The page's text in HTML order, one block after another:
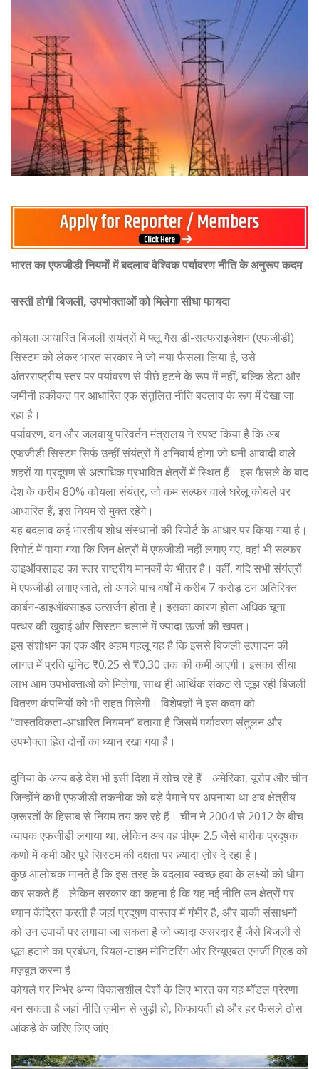
भारत का एफजीडी नियमों में बदलाव वैश्विक पर्यावरण नीति के अनुरूप कदम
सस्ती होगी बिजली, उपभोक्ताओं को मिलेगा सीधा फायदा
कोयला आधारित बिजली संयंत्रों में फ्लू गैस डी-सल्फराइजेशन (एफजीडी)
सिस्टम को लेकर भारत सरकार ने जो नया फैसला लिया है, उसे
अंतरराष्ट्रीय स्तर पर पर्यावरण से पीछे हटने के रूप में नहीं, बल्कि डेटा और
ज़मीनी हकीकत पर आधारित एक संतुलित नीति बदलाव के रूप में देखा जा
रहा है।
पर्यावरण, वन और जलवायु परिवर्तन मंत्रालय ने स्पष्ट किया है कि अब
एफजीडी सिस्टम सिर्फ उन्हीं संयंत्रों में अनिवार्य होगा जो घनी आबादी वाले
शहरों या प्रदूषण से अत्यधिक प्रभावित क्षेत्रों में स्थित हैं। इस फैसले के बाद
देश के करीब 80% कोयला संयंत्र, जो कम सल्फर वाले घरेलू कोयले पर
आधारित हैं, इस नियम से मुक्त रहेंगे।
यह बदलाव कई भारतीय शोध संस्थानों की रिपोर्ट के आधार पर किया गया है।
रिपोर्ट में पाया गया कि जिन क्षेत्रों में एफजीडी नहीं लगाए गए, वहां भी सल्फर
डाइऑक्साइड का स्तर राष्ट्रीय मानकों के भीतर है। वहीं, यदि सभी संयंत्रों
में एफजीडी लगाए जाते, तो अगले पांच वर्षों में करीब 7 करोड़ टन अतिरिक्त
कार्बन-डाइऑक्साइड उत्सर्जन होता है। इसका कारण होता अधिक चूना
पत्थर की खुदाई और सिस्टम चलाने में ज्यादा ऊर्जा की खपत।
इस संशोधन का एक और अहम पहलू यह है कि इससे बिजली उत्पादन की
लागत में प्रति यूनिट ₹0.25 से ₹0.30 तक की कमी आएगी। इसका सीधा
लाभ आम उपभोक्ताओं को मिलेगा, साथ ही आर्थिक संकट से जूझ रही बिजली
वितरण कंपनियों को भी राहत मिलेगी। विशेषज्ञों ने इस कदम को
“वास्तविकता-आधारित नियमन” बताया है जिसमें पर्यावरण संतुलन और
उपभोक्ता हित दोनों का ध्यान रखा गया है।
दुनिया के अन्य बड़े देश भी इसी दिशा में सोच रहे हैं। अमेरिका, यूरोप और चीन
जिन्होंने कभी एफजीडी तकनीक को बड़े पैमाने पर अपनाया था अब क्षेत्रीय
ज़रूरतों के हिसाब से नियम तय कर रहे हैं। चीन ने 2004 से 2012 के बीच
व्यापक एफजीडी लगाया था, लेकिन अब वह पीएम 2.5 जैसे बारीक प्रदूषक
कणों में कमी और पूरे सिस्टम की दक्षता पर ज़्यादा ज़ोर दे रहा है।
कुछ आलोचक मानते हैं कि इस तरह के बदलाव स्वच्छ हवा के लक्ष्यों को धीमा
कर सकते हैं। लेकिन सरकार का कहना है कि यह नई नीति उन क्षेत्रों पर
ध्यान केंद्रित करती है जहां प्रदूषण वास्तव में गंभीर है, और बाकी संसाधनों
को उन उपायों पर लगाया जा सकता है जो ज्यादा असरदार हैं जैसे बिजली से
धूल हटाने का प्रबंधन, रियल-टाइम मॉनिटरिंग और रिन्यूएबल एनर्जी ग्रिड को
मज़बूत करना है।
कोयले पर निर्भर अन्य विकासशील देशों के लिए भारत का यह मॉडल प्रेरणा
बन सकता है जहां नीति ज़मीन से जुड़ी हो, किफायती हो और हर फैसले ठोस
आंकड़े के जरिए लिए जांए।